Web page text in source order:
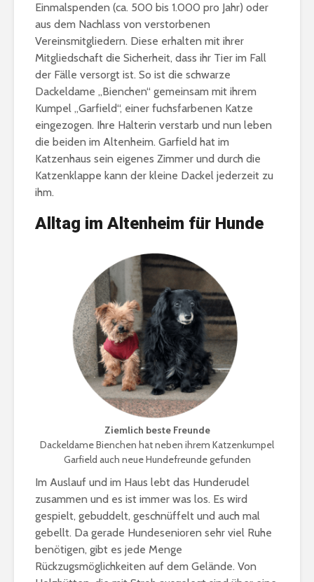
Einmalspenden (ca. 500 bis 1.000 pro Jahr) oder
aus dem Nachlass von verstorbenen
Vereinsmitgliedern. Diese erhalten mit ihrer
Mitgliedschaft die Sicherheit, dass ihr Tier im Fall
der Fälle versorgt ist. So ist die schwarze
Dackeldame „Bienchen“ gemeinsam mit ihrem
Kumpel „Garfield“, einer fuchsfarbenen Katze
eingezogen. Ihre Halterin verstarb und nun leben
die beiden im Altenheim. Garfield hat im
Katzenhaus sein eigenes Zimmer und durch die
Katzenklappe kann der kleine Dackel jederzeit zu
ihm.
Alltag im Altenheim für Hunde
Ziemlich beste Freunde
Dackeldame Bienchen hat neben ihrem Katzenkumpel
Garfield auch neue Hundefreunde gefunden
Im Auslauf und im Haus lebt das Hunderudel
zusammen und es ist immer was los. Es wird
gespielt, gebuddelt, geschnüffelt und auch mal
gebellt. Da gerade Hundesenioren sehr viel Ruhe
benötigen, gibt es jede Menge
Rückzugsmöglichkeiten auf dem Gelände. Von